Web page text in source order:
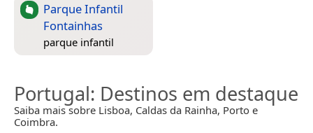
Parque Infantil
Fontainhas
parque infantil
Portugal: Destinos em destaque
Saiba mais sobre Lisboa, Caldas da Rainha, Porto e
Coimbra.